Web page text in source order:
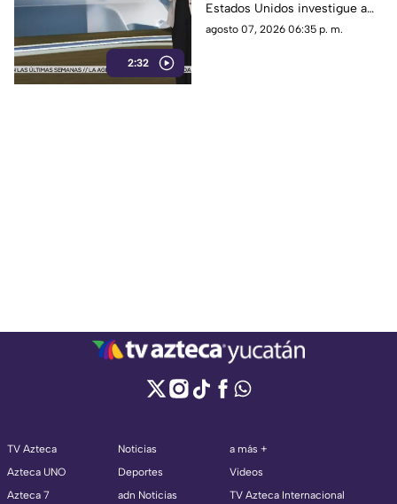
2:32
Estados Unidos investigue a
sus políticos y que lo haga
agosto 07, 2026 06:35 p. m.
TV Azteca
Azteca UNO
Azteca 7
Noticias
Deportes
adn Noticias
a más +
Videos
TV Azteca Internacional